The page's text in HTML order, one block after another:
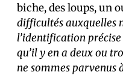
biche, des loups, un
difficultés auxquelles
l’identification précise
qu’il y en a deux ou
ne sommes parvenus